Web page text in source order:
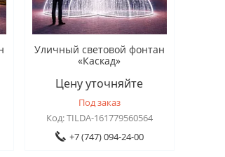
Уличный световой фонтан
«Каскад»
Цену уточняйте
Под заказ
TILDA-161779560564
+7 (747) 094-24-00